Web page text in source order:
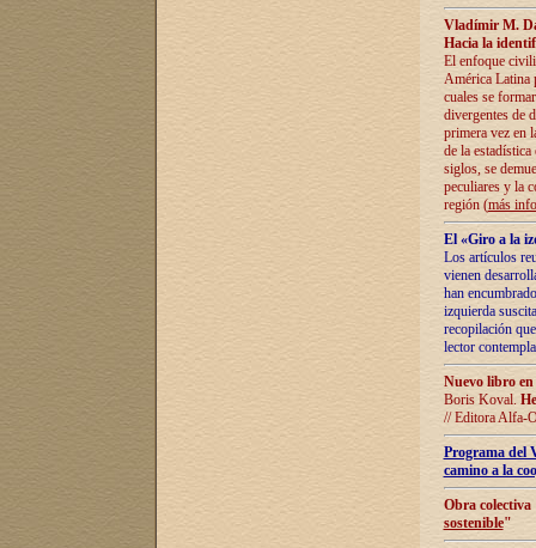
Vladímir M.
Hacia la
El enfoque
América Latina
cuales se
divergentes de
primera vez en
de la
siglos, se
peculiares y la
región (más
El «Giro a la
Los artículos
vienen
han
izquierda
recopilación
lector
Nuevo libro
Boris Koval.
// Editora Alfa-
Programa del
camino a la
Obra
sostenible"